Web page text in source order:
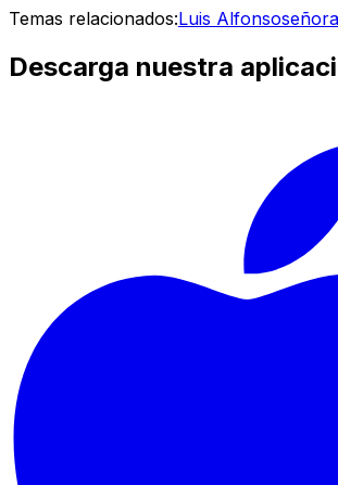
Temas relacionados:Luis Alfonso
Descarga nuestra